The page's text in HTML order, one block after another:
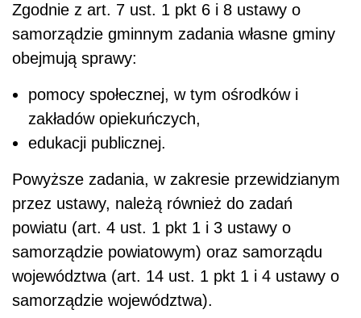
Zgodnie z art. 7 ust. 1 pkt 6 i 8 ustawy o
samorządzie gminnym zadania własne gminy
obejmują sprawy:
pomocy społecznej, w tym ośrodków i
zakładów opiekuńczych,
edukacji publicznej.
Powyższe zadania, w zakresie przewidzianym
przez ustawy, należą również do zadań
powiatu (art. 4 ust. 1 pkt 1 i 3 ustawy o
samorządzie powiatowym) oraz samorządu
województwa (art. 14 ust. 1 pkt 1 i 4 ustawy o
samorządzie województwa).